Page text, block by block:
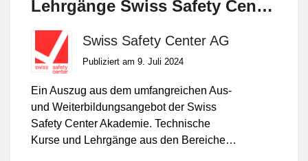
Lehrgänge Swiss Safety Center
Akademie
Swiss Safety Center AG
Publiziert am 9. Juli 2024
Ein Auszug aus dem umfangreichen Aus-
und Weiterbildungsangebot der Swiss
Safety Center Akademie. Technische
Kurse und Lehrgänge aus den Bereichen